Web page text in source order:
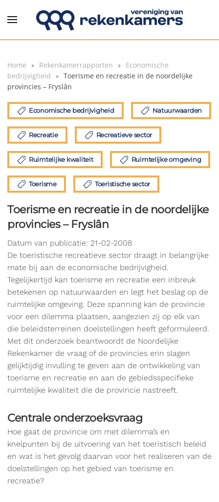
Overslaan en naar de inhoud gaan
Home Rekenkamerrapporten
Economische
bedrijvigheid
Toerisme en recreatie in de noordelijke
provincies – Fryslân
Economische bedrijvigheid Natuurwaarden
Recreatie Recreatieve sector
Ruimtelijke kwaliteit Ruimtelijke omgeving
Toerisme Toeristische sector
Toerisme en recreatie in de noordelijke
provincies – Fryslân
Datum van publicatie: 21-02-2008
De toeristische recreatieve sector draagt in belangrijke
mate bij aan de economische bedrijvigheid.
Tegelijkertijd kan toerisme en recreatie een inbreuk
betekenen op natuurwaarden en legt het beslag op de
ruimtelijke omgeving. Deze spanning kan de provincie
voor een dilemma plaatsen, aangezien zij op elk van
die beleidsterreinen doelstellingen heeft geformuleerd.
Met dit onderzoek beantwoordt de Noordelijke
Rekenkamer de vraag of de provincies erin slagen
gelijktijdig invulling te geven aan de ontwikkeling van
toerisme en recreatie en aan de gebiedsspecifieke
ruimtelijke kwaliteit die de provincie nastreeft.
Centrale onderzoeksvraag
Hoe gaat de provincie om met dilemma’s en
knelpunten bij de uitvoering van het toeristisch beleid
en wat is het gevolg daarvan voor het realiseren van de
doelstellingen op het gebied van toerisme en
recreatie?